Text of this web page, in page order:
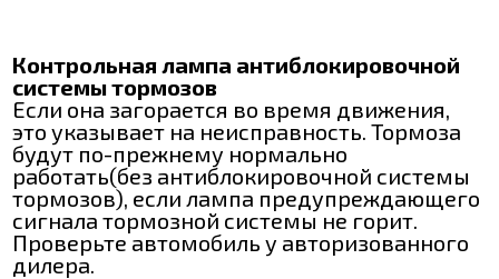
Контрольная лампа антиблокировочной
системы тормозов
Если она загорается во время движения,
это указывает на неисправность. Тормоза
будут по-прежнему нормально
работать(без антиблокировочной системы
тормозов), если лампа предупреждающего
сигнала тормозной системы не горит.
Проверьте автомобиль у авторизованного
дилера.